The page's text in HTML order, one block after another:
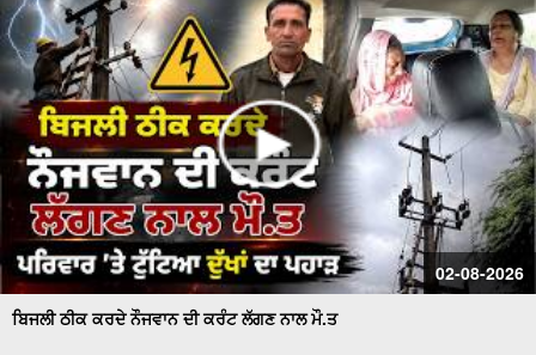
02-08-2026
ਬਿਜਲੀ ਠੀਕ ਕਰਦੇ ਨੌਜਵਾਨ ਦੀ ਕਰੰਟ ਲੱਗਣ ਨਾਲ ਮੌ.ਤ